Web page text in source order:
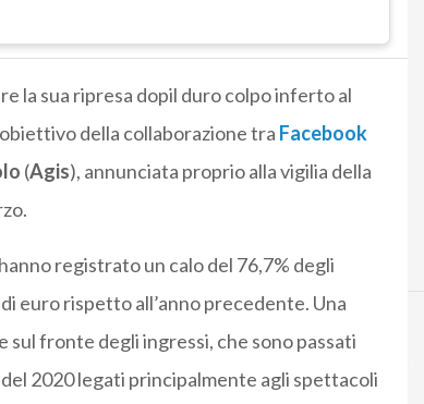
la sua ripresa dopil duro colpo inferto al
della collaborazione tra Facebook
(Agis), annunciata proprio alla vigilia della
registrato un calo del 76,7% degli
euro rispetto all’anno precedente. Una
sul fronte degli ingressi, che sono passati
2020 legati principalmente agli spettacoli